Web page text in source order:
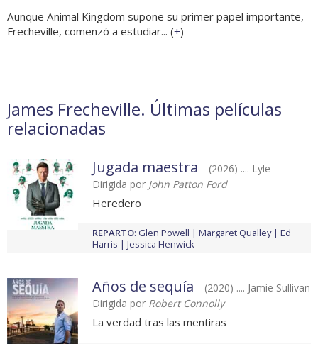
Aunque Animal Kingdom supone su primer papel importante,
Frecheville, comenzó a estudiar... (+)
James Frecheville. Últimas películas
relacionadas
Jugada maestra
(2026) .... Lyle
Dirigida por John Patton Ford
Heredero
REPARTO: Glen Powell Margaret Qualley
Ed
Harris
Jessica Henwick
Años de sequía
(2020) .... Jamie Sullivan
Dirigida por Robert Connolly
La verdad tras las mentiras